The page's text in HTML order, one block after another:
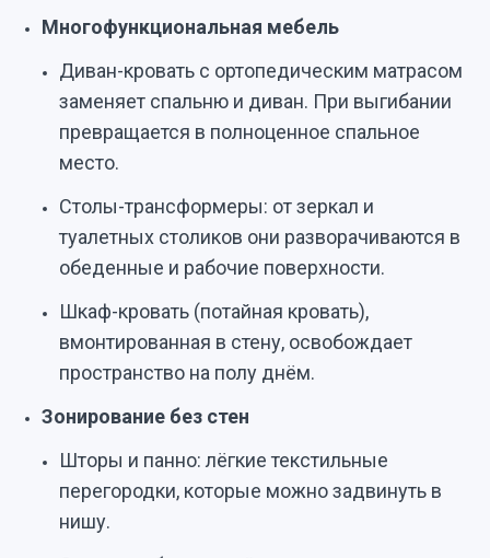
Многофункциональная мебель
Диван-кровать с ортопедическим матрасом
заменяет спальню и диван. При выгибании
превращается в полноценное спальное
место.
Столы-трансформеры: от зеркал и
туалетных столиков они разворачиваются в
обеденные и рабочие поверхности.
Шкаф-кровать (потайная кровать),
вмонтированная в стену, освобождает
пространство на полу днём.
Зонирование без стен
Шторы и панно: лёгкие текстильные
перегородки, которые можно задвинуть в
нишу.